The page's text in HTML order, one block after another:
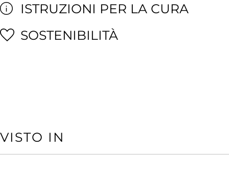
ISTRUZIONI PER LA CURA
SOSTENIBILITÀ
VISTO IN